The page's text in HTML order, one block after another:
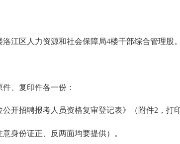
江区人力资源和社会保障局4楼干部综合管理股。
、复印件各一份：
公开招聘报考人员资格复审登记表》（附件2，打
身份证正、反两面均要提供）。